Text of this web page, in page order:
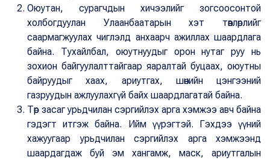
Оюутан, сурагчдын хичээлийг зогсоосонтой
холбогдуулан Улаанбаатарын хэт төвлөрлийг
саармагжуулах чиглэлд анхаарч ажиллах шаардлага
байна. Тухайлбал, оюутнуудыг орон нутаг руу нь
зохион байгуулалттайгаар яаралтай буцаах, оюутны
байруудыг хаах, ариутгах, шөнийн цэнгээний
газруудын ажлуулахгүй байх шаардлагатай байна.
Төр засаг урьдчилан сэргийлэх арга хэмжээ авч байна
гэдэгт итгэж байна. Ийм үүрэгтэй. Гэхдээ үүний
хажуугаар урьдчилан сэргийлэх арга хэмжээнд
шаардагдаж буй эм хангамж, маск, ариутгалын